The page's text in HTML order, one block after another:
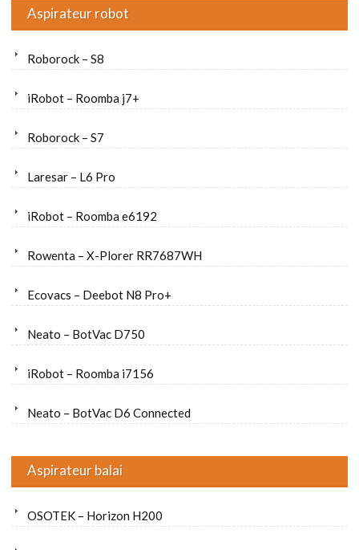
Aspirateur robot
Roborock – S8
iRobot – Roomba j7+
Roborock – S7
Laresar – L6 Pro
iRobot – Roomba e6192
Rowenta – X-Plorer RR7687WH
Ecovacs – Deebot N8 Pro+
Neato – BotVac D750
iRobot – Roomba i7156
Neato – BotVac D6 Connected
Aspirateur balai
OSOTEK – Horizon H200